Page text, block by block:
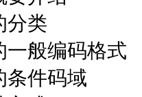
分类
一般编码格式
条件码域